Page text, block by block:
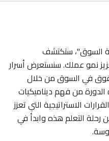
السوق"، ستكتشف
نمو عملك. سنستعرض أسرار
في السوق من خلال
من فهم ديناميكيات
الاستراتيجية التي تعزز
رحلة التعلم هذه وابدأ في